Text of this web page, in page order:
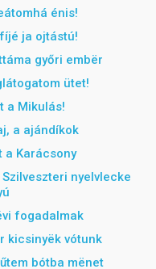
énis!
ja ojtástú!
győri embër
ütet!
a Mikulás!
a ajándíkok
a Karácsony
nyelvlecke
fogadalmak
kicsinyëk vótunk
bótba mënet